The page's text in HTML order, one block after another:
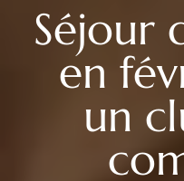
Séjour
en
un